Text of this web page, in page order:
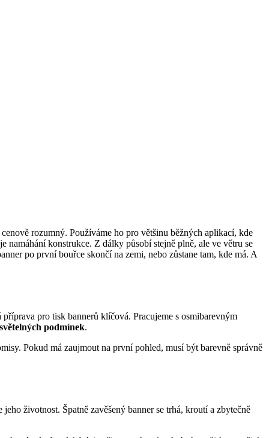
rozumný. Používáme ho pro většinu běžných aplikací, kde
namáhání konstrukce. Z dálky působí stejně plně, ale ve větru se
po první bouřce skončí na zemi, nebo zůstane tam, kde má. A
pro tisk bannerů klíčová. Pracujeme s osmibarevným
podmínek.
Pokud má zaujmout na první pohled, musí být barevně správně
životnost. Špatně zavěšený banner se trhá, kroutí a zbytečně